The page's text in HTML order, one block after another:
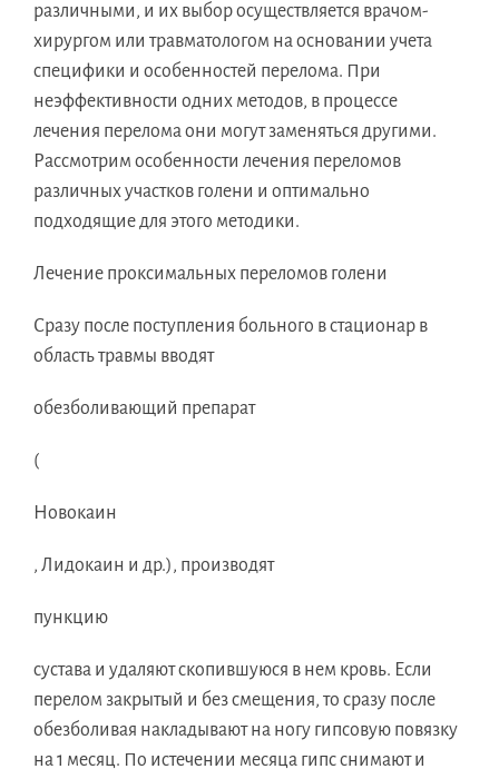
различными, и их выбор осуществляется врачом-
хирургом или травматологом на основании учета
специфики и особенностей перелома. При
неэффективности одних методов, в процессе
лечения перелома они могут заменяться другими.
Рассмотрим особенности лечения переломов
различных участков голени и оптимально
подходящие для этого методики.
Лечение проксимальных переломов голени
Сразу после поступления больного в стационар в
область травмы вводят
обезболивающий препарат
(
Новокаин
, Лидокаин и др.), производят
пункцию
сустава и удаляют скопившуюся в нем кровь. Если
перелом закрытый и без смещения, то сразу после
обезболивая накладывают на ногу гипсовую повязку
на 1 месяц. По истечении месяца гипс снимают и